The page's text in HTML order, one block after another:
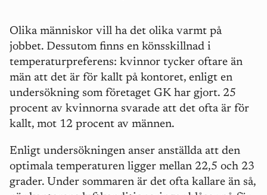
Olika människor vill ha det olika varmt på
jobbet. Dessutom finns en könsskillnad i
temperaturpreferens: kvinnor tycker oftare än
män att det är för kallt på kontoret, enligt en
undersökning som företaget GK har gjort. 25
procent av kvinnorna svarade att det ofta är för
kallt, mot 12 procent av männen.
Enligt undersökningen anser anställda att den
optimala temperaturen ligger mellan 22,5 och 23
grader. Under sommaren är det ofta kallare än så,